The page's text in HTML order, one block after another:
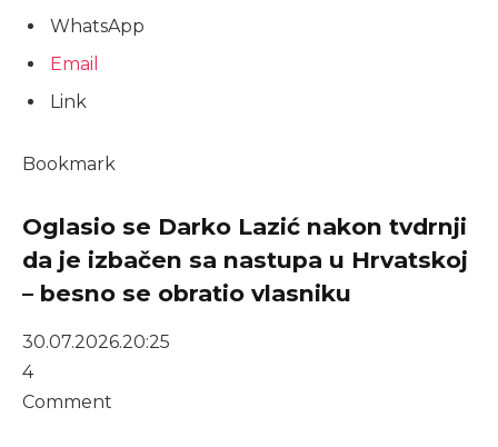
WhatsApp
Email
Link
Bookmark
Oglasio se Darko Lazić nakon tvdrnji
da je izbačen sa nastupa u Hrvatskoj
– besno se obratio vlasniku
30.07.2026.20:25
4
Comment